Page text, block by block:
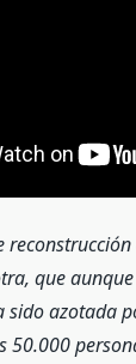
que
sido azotada
50.000